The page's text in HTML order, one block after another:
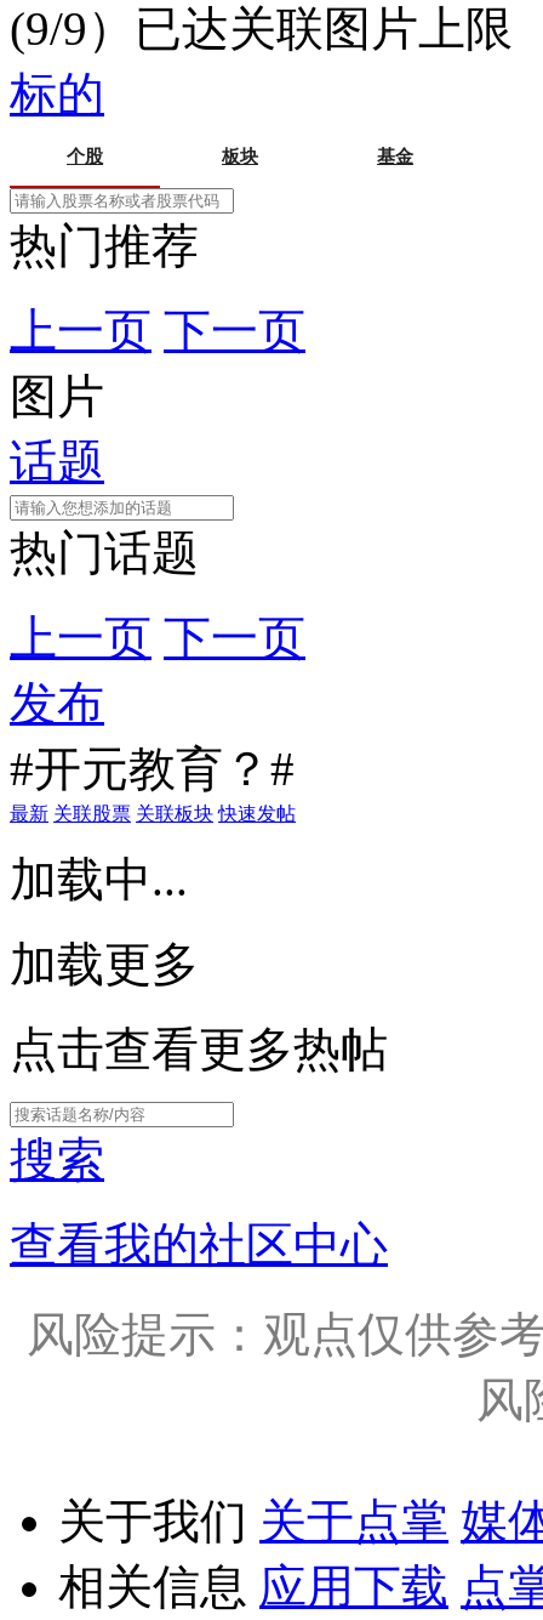
(9/9）已达关联图片上限
标的
个股 板块 基金
热门推荐
上一页 下一页
图片
话题
热门话题
上一页 下一页
发布
#开元教育？#
最新 关联股票 关联板块 快速发帖
加载中...
加载更多
点击查看更多热帖
搜索
查看我的社区中心
风险提示：观点仅供参
风
关于我们 关于点掌 媒
相关信息 应用下载 点